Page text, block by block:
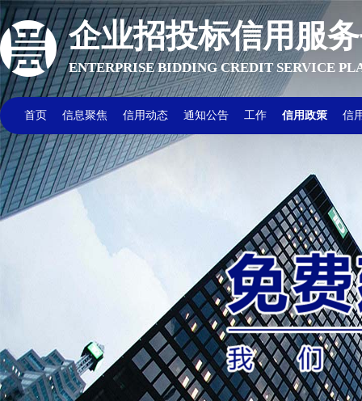
企业招投标信用服
ENTERPRISE BIDDING CREDIT SERVICE
首页 信息聚焦 信用动态 通知公告 工作 信用政策 信